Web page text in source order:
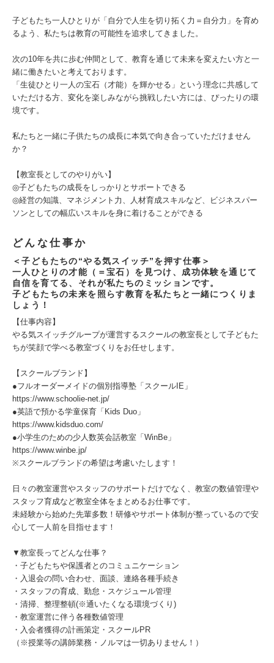
子どもたち一人ひとりが「自分で人生を切り拓く力＝自分力」を育め
るよう、私たちは教育の可能性を追求してきました。
次の10年を共に歩む仲間として、教育を通じて未来を変えたい方と一
緒に働きたいと考えております。
「生徒ひとり一人の宝石（才能）を輝かせる」という理念に共感して
いただける方、変化を楽しみながら挑戦したい方には、ぴったりの環
境です。
私たちと一緒に子供たちの成長に本気で向き合っていただけません
か？
【教室長としてのやりがい】
◎子どもたちの成長をしっかりとサポートできる
◎経営の知識、マネジメント力、人材育成スキルなど、ビジネスパー
ソンとしての幅広いスキルを身に着けることができる
どんな仕事か
＜子どもたちの“やる気スイッチ”を押す仕事＞
一人ひとりの才能（＝宝石）を見つけ、成功体験を通じて
自信を育てる、それが私たちのミッションです。
子どもたちの未来を照らす教育を私たちと一緒につくりま
しょう！
【仕事内容】
やる気スイッチグループが運営するスクールの教室長として子どもた
ちが笑顔で学べる教室づくりをお任せします。
【スクールブランド】
●フルオーダーメイドの個別指導塾「スクールIE」
https://www.schoolie-net.jp/
●英語で預かる学童保育「Kids Duo」
https://www.kidsduo.com/
●小学生のための少人数英会話教室「WinBe」
https://www.winbe.jp/
※スクールブランドの希望は考慮いたします！
日々の教室運営やスタッフのサポートだけでなく、教室の数値管理や
スタッフ育成など教室全体をまとめるお仕事です。
未経験から始めた先輩多数！研修やサポート体制が整っているので安
心して一人前を目指せます！
▼教室長ってどんな仕事？
・子どもたちや保護者とのコミュニケーション
・入退会の問い合わせ、面談、連絡各種手続き
・スタッフの育成、勤怠・スケジュール管理
・清掃、整理整頓(※通いたくなる環境づくり)
・教室運営に伴う各種数値管理
・入会者獲得の計画策定・スクールPR
（※授業等の講師業務・ノルマは一切ありません！）